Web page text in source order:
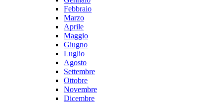
Febbraio
Marzo
Aprile
Maggio
Giugno
Luglio
Agosto
Settembre
Ottobre
Novembre
Dicembre